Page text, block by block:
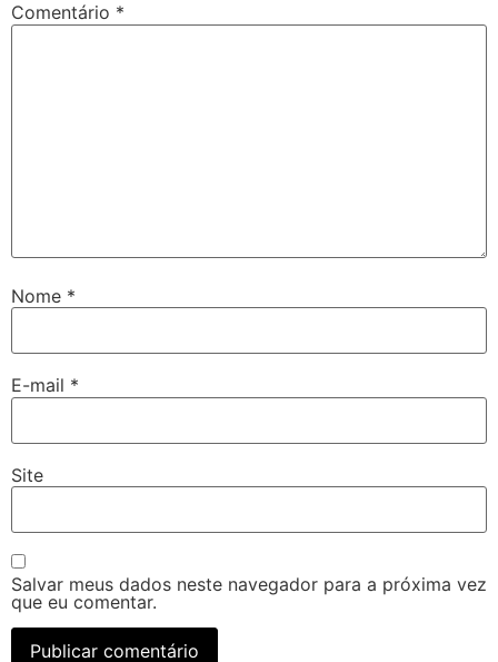
Comentário *
Nome *
E-mail *
Site
Salvar meus dados neste navegador para a próxima vez
que eu comentar.